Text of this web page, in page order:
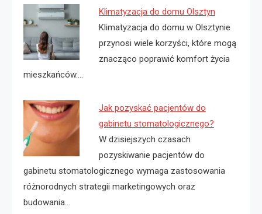
Klimatyzacja do domu Olsztyn
Klimatyzacja do domu w Olsztynie
przynosi wiele korzyści, które mogą
znacząco poprawić komfort życia
mieszkańców.…
Jak pozyskać pacjentów do
gabinetu stomatologicznego?
W dzisiejszych czasach
pozyskiwanie pacjentów do
gabinetu stomatologicznego wymaga zastosowania
różnorodnych strategii marketingowych oraz
budowania…